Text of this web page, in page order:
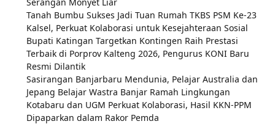
Tanah Bumbu Sukses Jadi Tuan Rumah TKBS PSM Ke-23
Kalsel, Perkuat Kolaborasi untuk Kesejahteraan Sosial
Bupati Katingan Targetkan Kontingen Raih Prestasi
Terbaik di Porprov Kalteng 2026, Pengurus KONI Baru
Resmi Dilantik
Sasirangan Banjarbaru Mendunia, Pelajar Australia dan
Jepang Belajar Wastra Banjar Ramah Lingkungan
Kotabaru dan UGM Perkuat Kolaborasi, Hasil KKN-PPM
Dipaparkan dalam Rakor Pemda